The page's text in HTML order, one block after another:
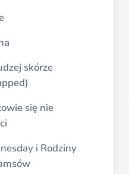
skórze
się nie
i Rodziny